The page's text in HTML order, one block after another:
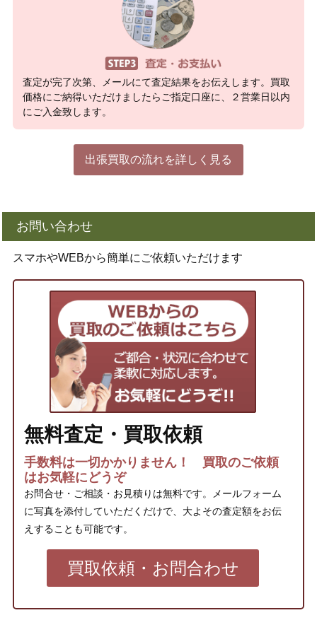
査定が完了次第、メールにて査定結果をお伝えします。買取
価格にご納得いただけましたらご指定口座に、２営業日以内
にご入金致します。
出張買取の流れを詳しく見る
お問い合わせ
スマホやWEBから簡単にご依頼いただけます
無料査定・買取依頼
手数料は一切かかりません！ 買取のご依頼
はお気軽にどうぞ
お問合せ・ご相談・お見積りは無料です。メールフォーム
に写真を添付していただくだけで、大よその査定額をお伝
えすることも可能です。
買取依頼・お問合わせ